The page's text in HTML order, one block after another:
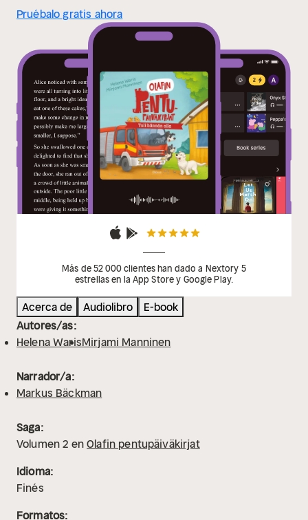
Pruébalo gratis ahora
Más de 52 000 clientes han dado a Nextory 5
estrellas en la App Store y Google Play.
Acerca de Audiolibro
E-book
Autores/as:
Helena WarisMirjami Manninen
Narrador/a:
Markus Bäckman
Saga:
Volumen2 enOlafin pentupäiväkirjat
Idioma:
Finés
Formatos: